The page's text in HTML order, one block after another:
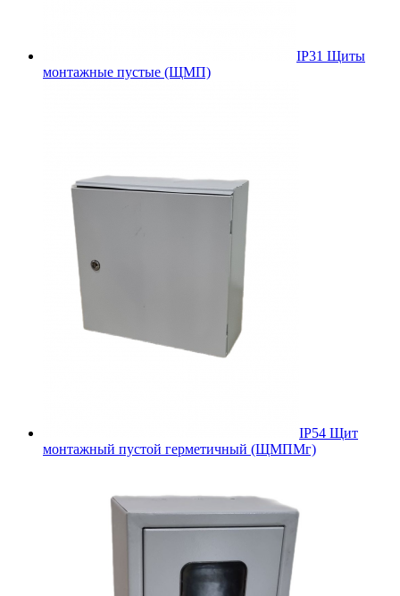
IP31 Щиты
монтажные пустые (ЩМП)
IP54 Щит
монтажный пустой герметичный (ЩМПМг)